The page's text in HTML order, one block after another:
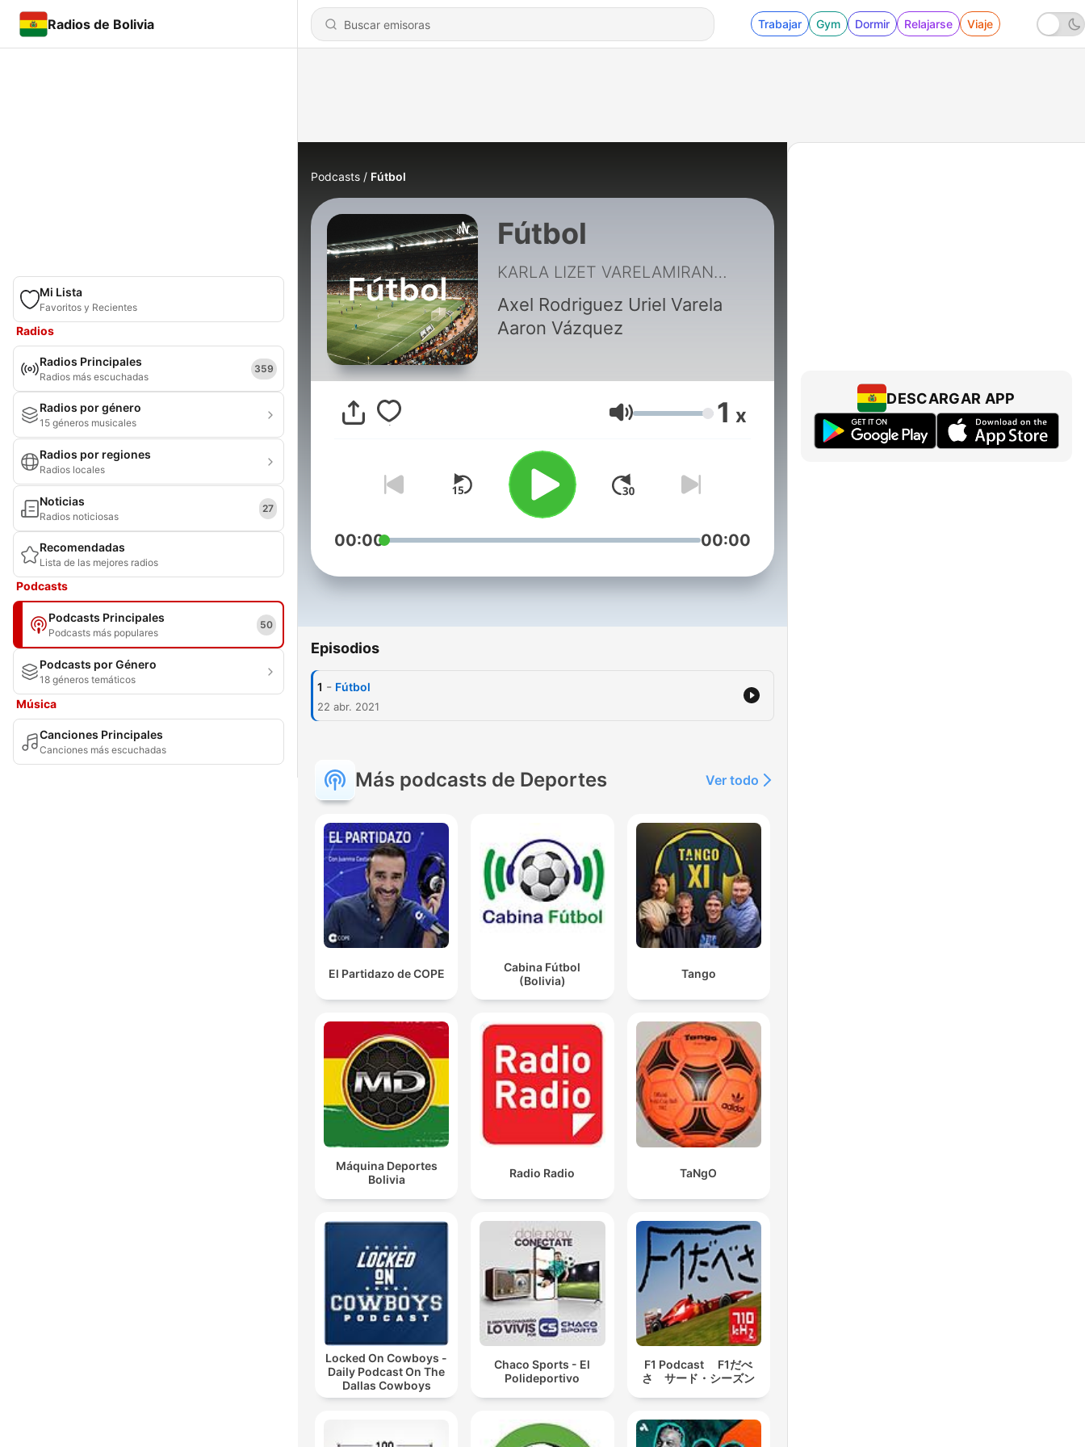
Radios de Bolivia Trabajar Gym Dormir Relajarse Viaje
Mi Lista
Favoritos y Recientes
Radios
Radios Principales
Radios más escuchadas
359
Radios por género
15 géneros musicales
Radios por regiones
Radios locales
Noticias
Radios noticiosas
27
Recomendadas
Lista de las mejores radios
Podcasts
Podcasts Principales
Podcasts más populares
50
Podcasts por Género
18 géneros temáticos
Música
Canciones Principales
Canciones más escuchadas
Podcasts Fútbol
Fútbol
KARLA LIZET VARELAMIRANDA
Axel Rodriguez Uriel Varela
Aaron Vázquez
Volumen 1 x
00:00 00:00
Episodios
1 - Fútbol
22 abr. 2021
Más podcasts de Deportes Ver todo
El Partidazo de COPE
Cabina Fútbol
(Bolivia)
Tango
Máquina Deportes
Bolivia
Radio Radio TaNgO
Locked On Cowboys -
Daily Podcast On The
Dallas Cowboys
Chaco Sports - El
Polideportivo
F1 Podcast F1だべ
さ サード・シーズン
DESCARGAR APP